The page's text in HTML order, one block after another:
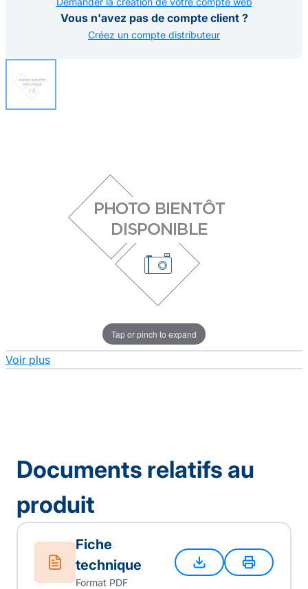
Tap or pinch to expand
Voir plus
Vous n'avez pas de compte client ?
Créez un compte distributeur
Documents relatifs au
produit
Fiche
technique
Format PDF